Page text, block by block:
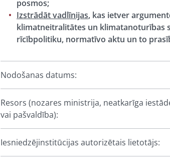
posmos;
Izstrādāt vadlīnijas, kas ietver
klimatneitralitātes un klimatanoturības
rīcībpolitiku, normatīvo aktu un to
Nodošanas datums:
Resors (nozares ministrija, neatkarīga
vai pašvaldība):
Iesniedzējinstitūcijas autorizētais lietotājs: